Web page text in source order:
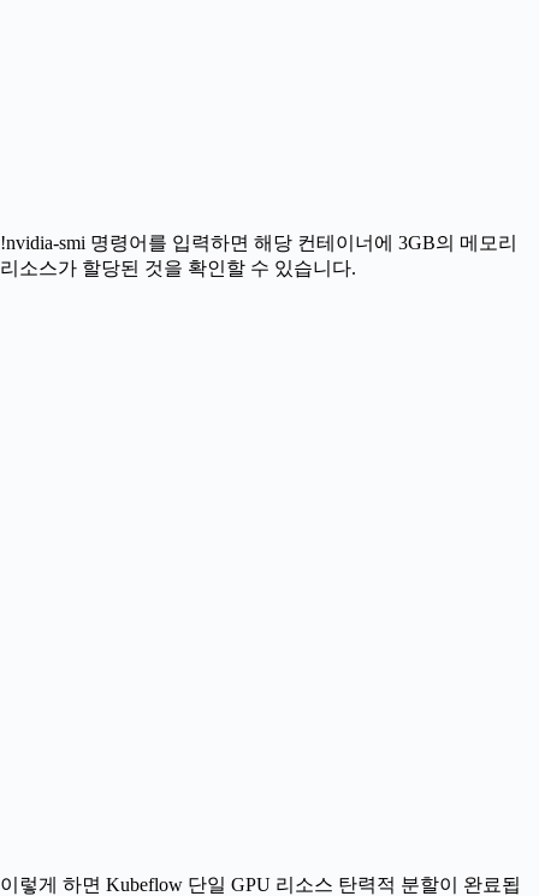
!nvidia-smi 명령어를 입력하면 해당 컨테이너에 3GB의 메모리
리소스가 할당된 것을 확인할 수 있습니다.
이렇게 하면 Kubeflow 단일 GPU 리소스 탄력적 분할이 완료됩